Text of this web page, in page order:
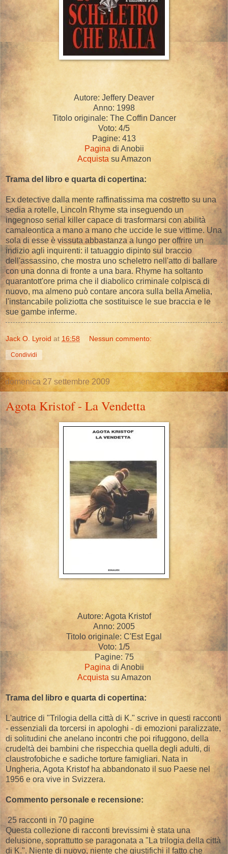
Autore: Jeffery Deaver
Anno: 1998
Titolo originale: The Coffin Dancer
Voto: 4/5
Pagine: 413
Pagina di Anobii
Acquista su Amazon
Trama del libro e quarta di copertina:
Ex detective dalla mente raffinatissima ma costretto su una
sedia a rotelle, Lincoln Rhyme sta inseguendo un
ingegnoso serial killer capace di trasformarsi con abilità
camaleontica a mano a mano che uccide le sue vittime. Una
sola di esse è vissuta abbastanza a lungo per offrire un
indizio agli inquirenti: il tatuaggio dipinto sul braccio
dell'assassino, che mostra uno scheletro nell'atto di ballare
con una donna di fronte a una bara. Rhyme ha soltanto
quarantott'ore prima che il diabolico criminale colpisca di
nuovo, ma almeno può contare ancora sulla bella Amelia,
l'instancabile poliziotta che sostituisce le sue braccia e le
sue gambe inferme.
Jack O. Lyroid at 16:58 Nessun commento:
Condividi
domenica 27 settembre 2009
Agota Kristof - La Vendetta
Autore: Agota Kristof
Anno: 2005
Titolo originale: C'Est Egal
Voto: 1/5
Pagine: 75
Pagina di Anobii
Acquista su Amazon
Trama del libro e quarta di copertina:
L'autrice di "Trilogia della città di K." scrive in questi racconti
- essenziali da torcersi in apologhi - di emozioni paralizzate,
di solitudini che anelano incontri che poi rifuggono, della
crudeltà dei bambini che rispecchia quella degli adulti, di
claustrofobiche e sadiche torture famigliari. Nata in
Ungheria, Agota Kristof ha abbandonato il suo Paese nel
1956 e ora vive in Svizzera.
Commento personale e recensione:
25 racconti in 70 pagine
Questa collezione di racconti brevissimi è stata una
delusione, soprattutto se paragonata a "La trilogia della città
di K.". Niente di nuovo, niente che giustifichi il fatto che